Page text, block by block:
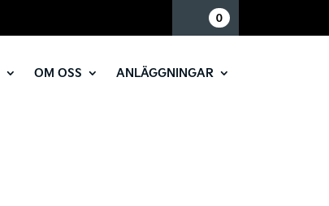
0
OM OSS ANLÄGGNINGAR